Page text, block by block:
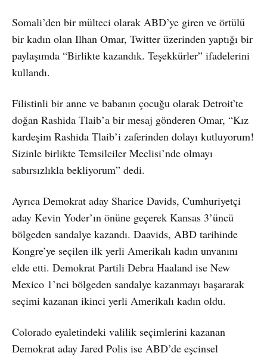
Somali’den bir mülteci olarak ABD’ye giren ve örtülü
bir kadın olan Ilhan Omar, Twitter üzerinden yaptığı bir
paylaşımda “Birlikte kazandık. Teşekkürler” ifadelerini
kullandı.
Filistinli bir anne ve babanın çocuğu olarak Detroit’te
doğan Rashida Tlaib’a bir mesaj gönderen Omar, “Kız
kardeşim Rashida Tlaib’i zaferinden dolayı kutluyorum!
Sizinle birlikte Temsilciler Meclisi’nde olmayı
sabırsızlıkla bekliyorum” dedi.
Ayrıca Demokrat aday Sharice Davids, Cumhuriyetçi
aday Kevin Yoder’ın önüne geçerek Kansas 3’üncü
bölgeden sandalye kazandı. Daavids, ABD tarihinde
Kongre’ye seçilen ilk yerli Amerikalı kadın unvanını
elde etti. Demokrat Partili Debra Haaland ise New
Mexico 1’nci bölgeden sandalye kazanmayı başararak
seçimi kazanan ikinci yerli Amerikalı kadın oldu.
Colorado eyaletindeki valilik seçimlerini kazanan
Demokrat aday Jared Polis ise ABD’de eşcinsel